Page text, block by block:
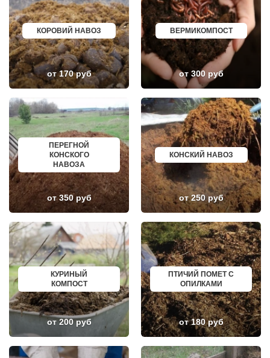
ЛУХОВИЦЫ
ЛЫТКАРИНО
ЛЬВОВСКИЙ
ЛЮБЕРЦЫ
ЛЮБУЧАНЫ
МАЛАХОВКА
МАЛИНО
МАМЫРИ
МАРФИНО
МЕНДЕЛЕЕВО
МЕШКОВО
МЕЩЕРИНО
МИХНЕВО
МИШЕРОНСКИЙ
МОЖАЙСК
МОЛОДЕЖНЫЙ
МОЛОКОВО
МОНИНО
МОСКОВСКИЙ
МУХАНОВО
МЫТИЩИ
НАРО-ФОМИНСК
НАХАБИНО
НЕКРАСОВКА
НЕКРАСОВСКИЙ
НЕМЧИНОВКА
НИЖНЕЕ ВАЛУЕВО
НОВИНКИ
НОВОБРАТЦЕВСКИЙ
НОВОИВАНОВСКОЕ
НОВОПЕТРОВСКОЕ
НОВОПОДРЕЗКОВО
НОВОСИНЬКОВО
ОБОЛЕНСК
ОБУХОВО
ДИМИТРОВГРАД
СИМ
МАЛОЯРОСЛАВЕЦ
МАРИИНСК
МИНУСИНСК
ВЕРХНЯЯ ПЫШМА
РОССОШЬ
УСТЬ ЛАБИНСК
КОМСОМОЛЬСК
РЖЕВ
АЛЕКСЕЕВКА
ВЯЗЬМА
ИШИМ
ПОКРОВ
ЗЕЛЕНОДОЛЬСК
ЛИВНЫ
БОБРОВ
ЛИСКИ
КУЗНЕЦК
БАЛАШОВ
ВЫШНИЙ ВОЛОЧЕК
БЕЛОЯРСКИЙ
ГУСЬ ХРУСТАЛЬНЫЙ
ИЗБЕРБАШ
НАЗРАНЬ
АБИНСК
ПЕРЕВОЗ
ИСКИТИМ
СЫСЕРТЬ
КЫЗЫЛ
МИХАЙЛОВКА
АКСАЙ
ПЕРЕСЛАВЛЬ ЗАЛЕССКИЙ
ЖУКОВ
КУРЧАТОВ
УГЛИЧ
КОРОВИЙ НАВОЗ
от 170 руб
ВЕРМИКОМПОСТ
от 300 руб
ПЕРЕГНОЙ
КОНСКОГО
НАВОЗА
от 350 руб
КОНСКИЙ НАВОЗ
от 250 руб
КУРИНЫЙ
КОМПОСТ
от 200 руб
ПТИЧИЙ ПОМЕТ С
ОПИЛКАМИ
от 180 руб